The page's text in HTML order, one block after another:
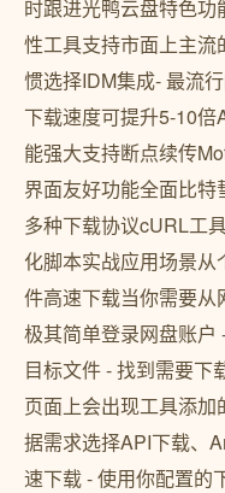
时跟进光鸭云盘特色
性工具支持市面上主
惯选择IDM集成- 最流
下载速度可提升5-10
能强大支持断点续传
界面友好功能全面比
多种下载协议cURL工
化脚本实战应用场景
件高速下载当你需要
极其简单登录网盘账户
目标文件 - 找到需要下
页面上会出现工具添
据需求选择API下载、
速下载 - 使用你配置的